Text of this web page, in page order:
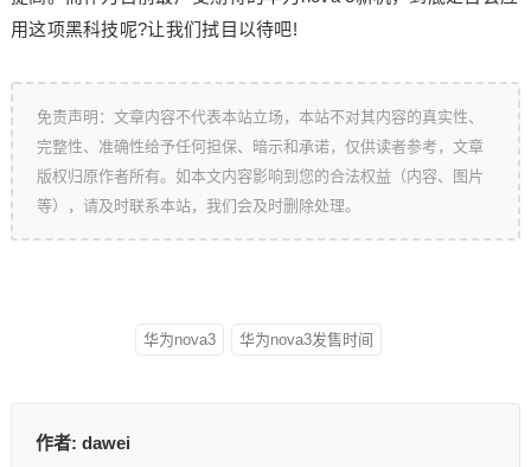
用这项黑科技呢?让我们拭目以待吧!
免责声明：文章内容不代表本站立场，本站不对其内容的真实性、
完整性、准确性给予任何担保、暗示和承诺，仅供读者参考，文章
版权归原作者所有。如本文内容影响到您的合法权益（内容、图片
等），请及时联系本站，我们会及时删除处理。
华为nova3 华为nova3发售时间
作者: dawei